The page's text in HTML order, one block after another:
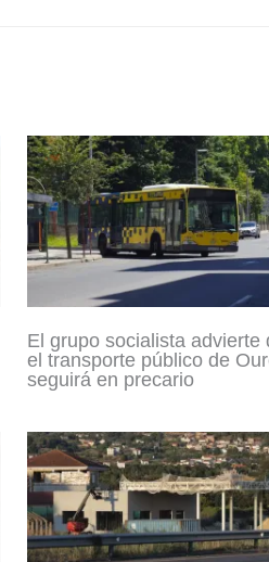
El grupo socialista advierte
el transporte público de
seguirá en precario